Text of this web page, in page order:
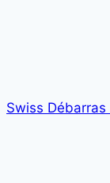
Swiss Débarras